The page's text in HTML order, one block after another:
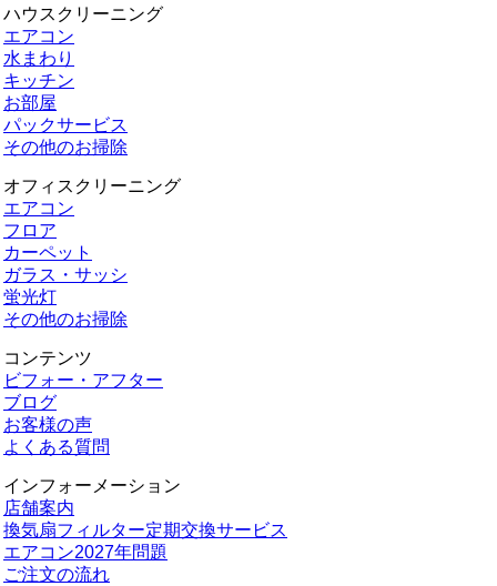
ハウスクリーニング
エアコン
水まわり
キッチン
お部屋
パックサービス
その他のお掃除
オフィスクリーニング
エアコン
フロア
カーペット
ガラス・サッシ
蛍光灯
その他のお掃除
コンテンツ
ビフォー・アフター
ブログ
お客様の声
よくある質問
インフォーメーション
店舗案内
換気扇フィルター定期交換サービス
エアコン2027年問題
ご注文の流れ